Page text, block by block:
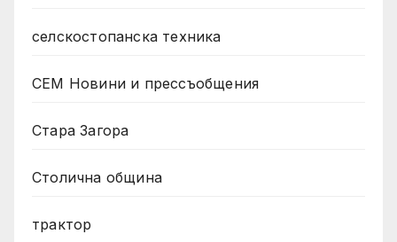
селскостопанска техника
СЕМ Новини и прессъобщения
Стара Загора
Столична община
трактор